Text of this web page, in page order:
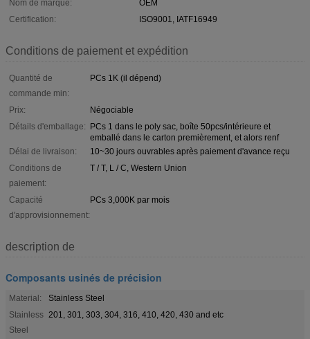
Nom de marque:
OEM
Certification:
ISO9001, IATF16949
Conditions de paiement et expédition
Quantité de
commande min:
PCs 1K (il dépend)
Prix:
Négociable
Détails d'emballage: PCs 1 dans le poly sac, boîte 50pcs/intérieure et
emballé dans le carton premièrement, et alors renf
Délai de livraison:
10~30 jours ouvrables après paiement d'avance reçu
Conditions de
paiement:
T / T, L / C, Western Union
Capacité
d'approvisionnement:
PCs 3,000K par mois
description de
Composants usinés de précision
Material:
Stainless Steel
Stainless
Steel
201, 301, 303, 304, 316, 410, 420, 430 and etc